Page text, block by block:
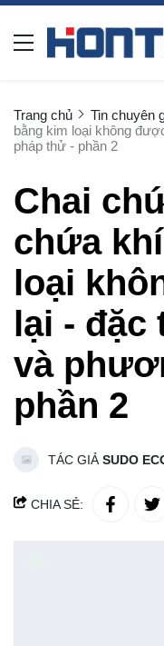
Trang chủ Tin chuyên
bằng kim loại không
pháp thử - phần 2
Chai
chứa
loại
lại - đặc
và
phần 2
TÁC GIẢ SUDO
CHIA SẺ: